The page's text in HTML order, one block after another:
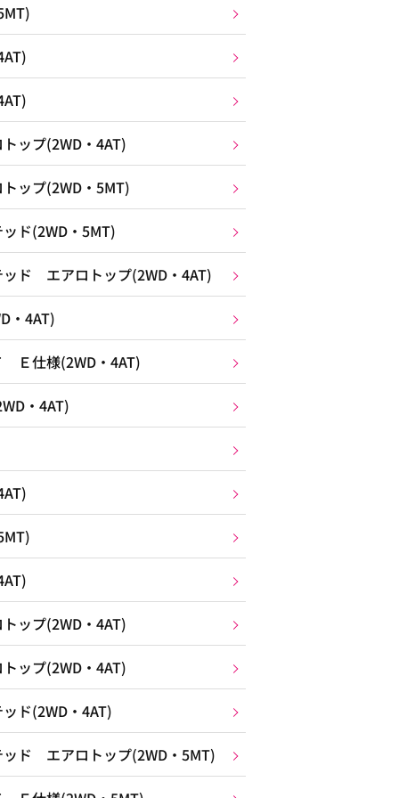
ップ(2WD・4AT)
ップ(2WD・5MT)
ド(2WD・5MT)
ド エアロトップ(2WD・4AT)
・4AT)
仕様(2WD・4AT)
・4AT)
ップ(2WD・4AT)
ップ(2WD・4AT)
ド(2WD・4AT)
ド エアロトップ(2WD・5MT)